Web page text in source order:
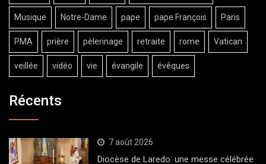
Musique Notre-Dame pape pape François Paris
PMA prière pèlerinage retraite rome Vatican
veillée vidéo vie évangile évêques
Récents
7 août 2026
Diocèse de Laredo: une messe célébrée